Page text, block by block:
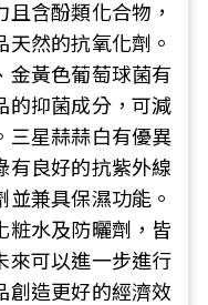
含酚類化合物，
然的抗氧化劑。
金黃色葡萄球菌有
的抑菌成分，可減
三星蒜蒜白有優異
有良好的抗紫外線
兼具保濕功能。
粧水及防曬劑，皆
來可以進一步進行
創造更好的經濟效